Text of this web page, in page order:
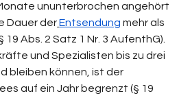
ununterbrochen angehört
Dauer derEntsendung mehr als
Abs. 2 Satz 1 Nr. 3 AufenthG).
und Spezialisten bis zu drei
bleiben können, ist der
auf ein Jahr begrenzt (§ 19